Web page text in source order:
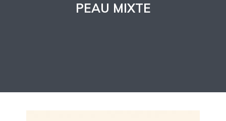
PEAU MIXTE